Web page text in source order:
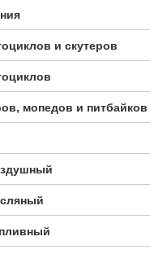
и скутеров
мопедов и питбайков